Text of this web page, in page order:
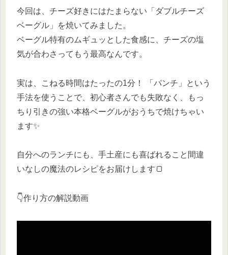
今回は、チーズ好きにはたまらない「ダブルチーズ
ベーグル」を焼いてみました。
ベーグル特有のムギュッとした食感に、チーズの塩
気が合わさってもう最高なんです。
実は、こねる時間はたったの1分！ 「パンチ」という
手法を使うことで、初心者さんでも失敗なく、もっ
ちり引きの強い本格ベーグルがおうちで焼けちゃい
ます✨
自分へのランチにも、手土産にも喜ばれること間違
いなしの魔法のレシピをお届けします🍞
👇作り方の解説動画